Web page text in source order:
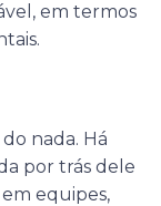
em termos
nada. Há
por trás dele
equipes,